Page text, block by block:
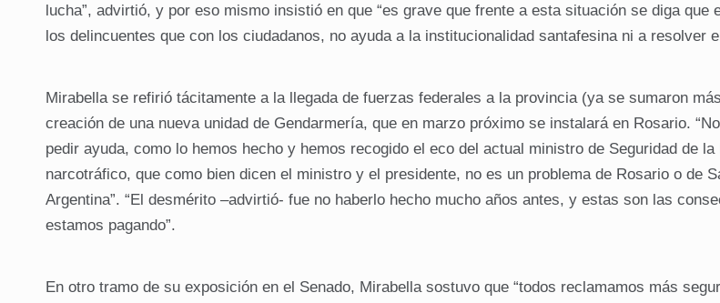
lucha”, advirtió, y por eso mismo insistió en que “es grave que frente a esta situación se diga que
los delincuentes que con los ciudadanos, no ayuda a la institucionalidad santafesina ni a resolver
Mirabella se refirió tácitamente a la llegada de fuerzas federales a la provincia (ya se sumaron
creación de una nueva unidad de Gendarmería, que en marzo próximo se instalará en Rosario.
pedir ayuda, como lo hemos hecho y hemos recogido el eco del actual ministro de Seguridad de la
narcotráfico, que como bien dicen el ministro y el presidente, no es un problema de Rosario o de
Argentina”. “El desmérito –advirtió- fue no haberlo hecho mucho años antes, y estas son las
estamos pagando”.
En otro tramo de su exposición en el Senado, Mirabella sostuvo que “todos reclamamos más